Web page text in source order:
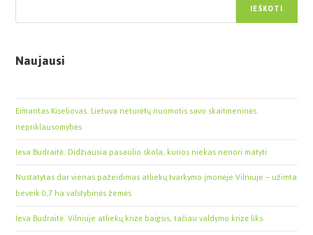
IEŠKOTI
Naujausi
Eimantas Kiseliovas. Lietuva neturėtų nuomotis savo skaitmeninės
nepriklausomybės
Ieva Budraitė. Didžiausia pasaulio skola, kurios niekas nenori matyti
Nustatytas dar vienas pažeidimas atliekų tvarkymo įmonėje Vilniuje – užimta
beveik 0,7 ha valstybinės žemės
Ieva Budraitė. Vilniuje atliekų krizė baigsis, tačiau valdymo krizė liks.